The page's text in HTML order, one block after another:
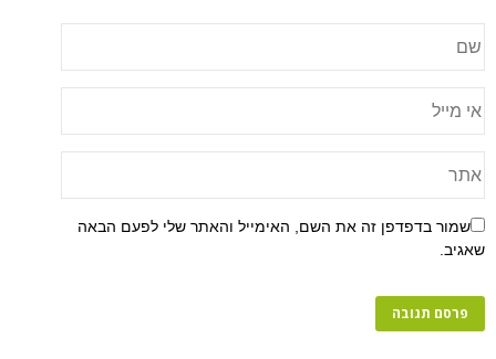
שמור בדפדפן זה את השם, האימייל והאתר שלי לפעם הבאה
שאגיב.